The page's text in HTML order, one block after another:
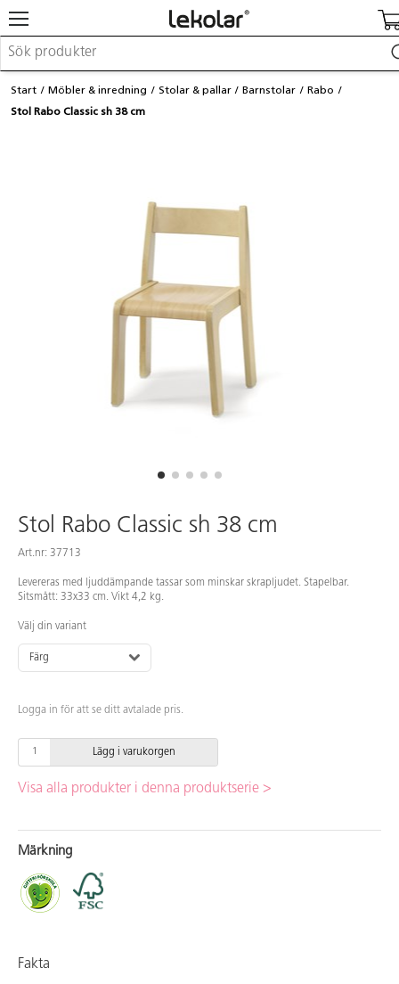
Möbler & inredning
Lekplatsutrustning & utemiljö
Logga in / Registrera dig
Start Möbler & inredning Stolar & pallar Barnstolar
Rabo
Stol Rabo Classic sh 38 cm
Stol Rabo Classic sh 38 cm
Art.nr: 37713
Levereras med ljuddämpande tassar som minskar skrapljudet. Stapelbar.
Sitsmått: 33x33 cm. Vikt 4,2 kg.
Välj din variant
Färg
Logga in för att se ditt avtalade pris.
Lägg i varukorgen
Visa alla produkter i denna produktserie >
Märkning
Fakta